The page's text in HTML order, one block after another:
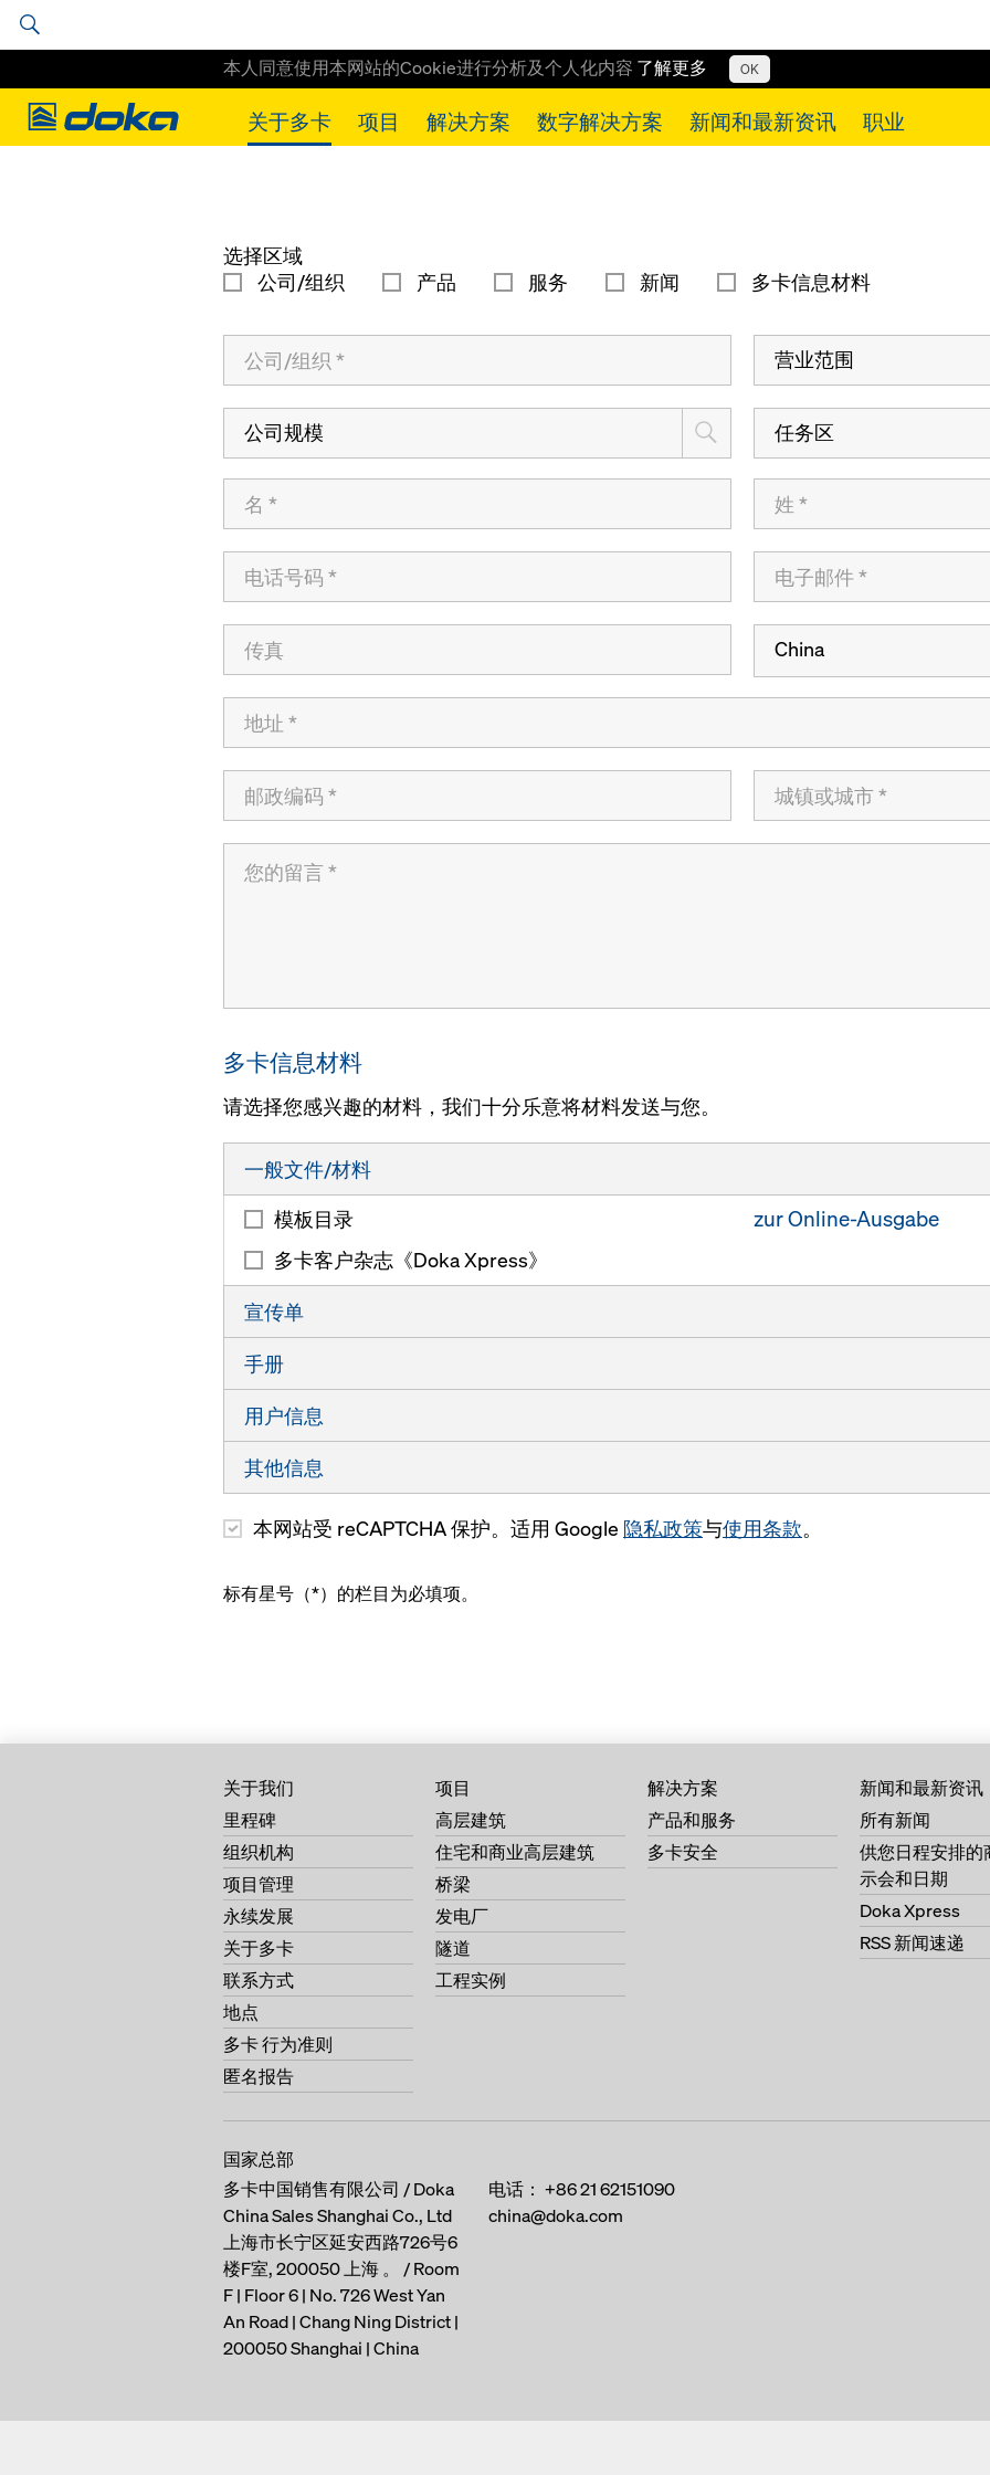
本人同意使用本网站的Cookie进行分析及个人化内容 了解更多 OK
Doka
关于多卡 项目 解决方案 数字解决方案 新闻和最新资讯 职业
Doka Contact Doka
选择区域
公司/组织
产品 服务 新闻 多卡信息材料
营业范围
公司规模 任务区
China
多卡信息材料
请选择您感兴趣的材料，我们十分乐意将材料发送与您。
一般文件/材料
模板目录
多卡客户杂志《Doka Xpress》
zur Online-Ausgabe
宣传单
合成板木梁 I tec 20
木工字梁
木工字梁 h20 top
木工字梁 H20 eco
多卡木面板
Xface 面板
Concremote
钢框模板 Framax Xlife
钢框模板 Frami Xlife
钢框模板 Frami eco
Dokaset
墙模 FF100 tec
弧形模板 h20
墙模板 top 50
大面积模板 Top 100 tec
DokaShape
柱模 KS Xlife
柱模 RS
对拉杆系统Monotec
楼板模板 Dokaflex 1-2-
整体爬升式平台 SCP
支撑塔架 Staxo 100
DokaShore
支撑塔架 SL-1
挂篮（CFT）
模板技术指导
手册
在桥梁建设领域的竞争能力
在能源领域的竞争能力
在高层建筑施工领域的竞争能力
在住宅建设领域的竞争能力
清水混凝土，带多卡
多卡安全
用户信息
木工字梁
楼板支撑 Eurex top
Eurex 60 550
大面积模板 Top 50
弧形模板 h20
台模 Dokamatic
Dokaflex 15
其他信息
学员信息包 其他材料
本网站受 reCAPTCHA 保护。适用 Google 隐私政策与使用条款。
标有星号（*）的栏目为必填项。
关于我们
里程碑
组织机构
项目管理
永续发展
关于多卡
联系方式
地点
多卡 行为准则
匿名报告
项目
高层建筑
住宅和商业高层建筑
桥梁
发电厂
隧道
工程实例
解决方案
产品和服务
多卡安全
新闻和最新资讯
所有新闻
供您日程安排的
示会和日期
Doka Xpress
RSS 新闻速递
国家总部
多卡中国销售有限公司 / Doka
China Sales Shanghai Co., Ltd
上海市长宁区延安西路726号6
楼F室, 200050 上海 。 / Room
F | Floor 6 | No. 726 West Yan
An Road | Chang Ning District |
200050 Shanghai | China
电话： +86 21 62151090
china@doka.com